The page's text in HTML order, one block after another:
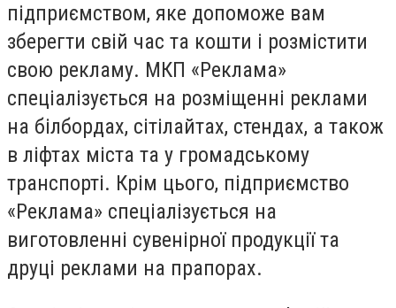
підприємством, яке допоможе вам
зберегти свій час та кошти і розмістити
свою рекламу. МКП «Реклама»
спеціалізується на розміщенні реклами
на білбордах, сітілайтах, стендах, а також
в ліфтах міста та у громадському
транспорті. Крім цього, підприємство
«Реклама» спеціалізується на
виготовленні сувенірної продукції та
друці реклами на прапорах.